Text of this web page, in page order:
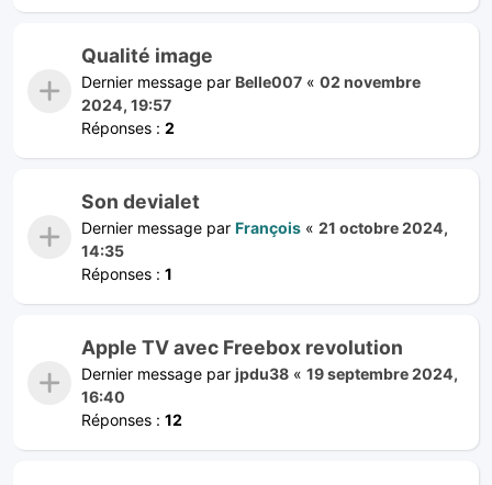
Qualité image
Dernier message par Belle007 « 02 novembre
2024, 19:57
Réponses : 2
Son devialet
Dernier message par François « 21 octobre 2024,
14:35
Réponses : 1
Apple TV avec Freebox revolution
Dernier message par jpdu38 « 19 septembre 2024,
16:40
Réponses : 12